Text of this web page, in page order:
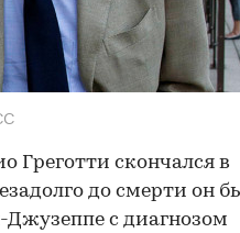
Греготти скончался в
до смерти он
Джузеппе с диагнозом